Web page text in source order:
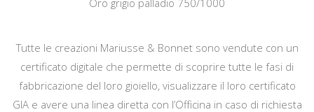
Tutte le creazioni Mariusse & Bonnet sono vendute con un
certificato digitale che permette di scoprire tutte le fasi di
fabbricazione del loro gioiello, visualizzare il loro certificato
GIA e avere una linea diretta con l’Officina in caso di richiesta